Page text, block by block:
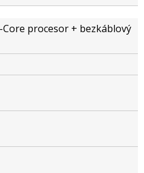
Core procesor + bezkáblový